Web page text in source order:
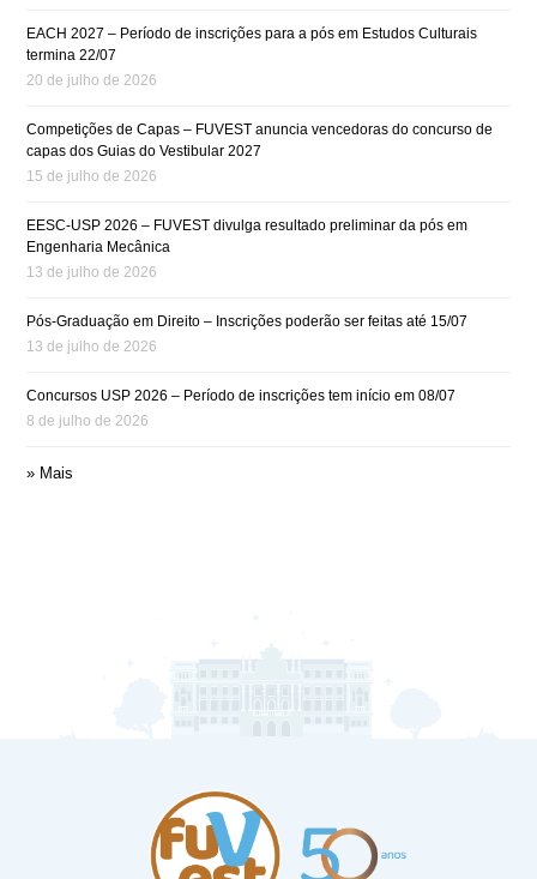
EACH 2027 – Período de inscrições para a pós em Estudos Culturais
termina 22/07
20 de julho de 2026
Competições de Capas – FUVEST anuncia vencedoras do concurso de
capas dos Guias do Vestibular 2027
15 de julho de 2026
EESC-USP 2026 – FUVEST divulga resultado preliminar da pós em
Engenharia Mecânica
13 de julho de 2026
Pós-Graduação em Direito – Inscrições poderão ser feitas até 15/07
13 de julho de 2026
Concursos USP 2026 – Período de inscrições tem início em 08/07
8 de julho de 2026
» Mais